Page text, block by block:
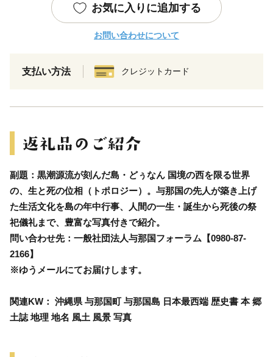
お気に入りに追加する
お問い合わせについて
支払い方法 クレジットカード
副題：黒潮源流が刻んだ島・どぅなん 国境の西を限る世界
の、生と死の位相（トポロジー）。与那国の先人が築き上げ
た生活文化を島の年中行事、人間の一生・誕生から死後の祭
祀儀礼まで、豊富な写真付きで紹介。
問い合わせ先：一般社団法人与那国フォーラム【0980-87-
2166】
※ゆうメールにてお届けします。
関連KW： 沖縄県 与那国町 与那国島 日本最西端 歴史書 本 郷
土誌 地理 地名 風土 風景 写真